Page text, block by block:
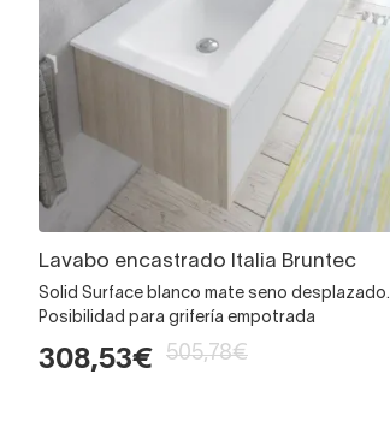
Lavabo encastrado Italia Bruntec
Solid Surface blanco mate seno desplazado.
Posibilidad para grifería empotrada
308,53€ 505,78€